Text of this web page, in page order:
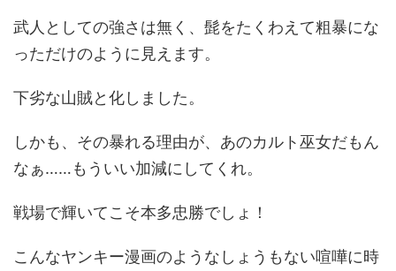
武人としての強さは無く、髭をたくわえて粗暴にな
っただけのように見えます。
下劣な山賊と化しました。
しかも、その暴れる理由が、あのカルト巫女だもん
なぁ……もういい加減にしてくれ。
戦場で輝いてこそ本多忠勝でしょ！
こんなヤンキー漫画のようなしょうもない喧嘩に時